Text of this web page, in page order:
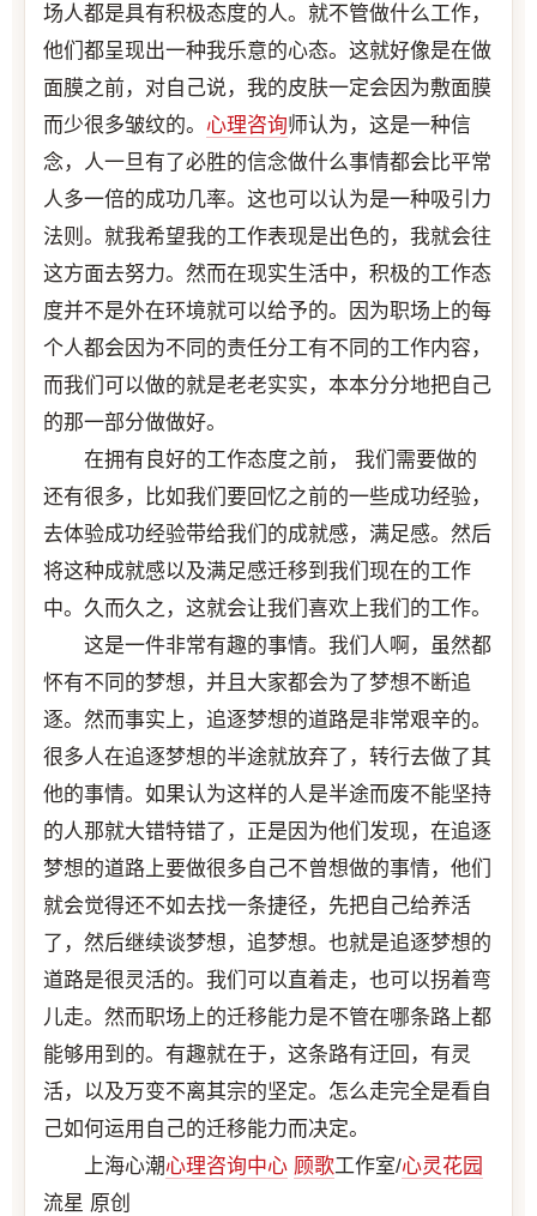
场人都是具有积极态度的人。就不管做什么工作，
他们都呈现出一种我乐意的心态。这就好像是在做
面膜之前，对自己说，我的皮肤一定会因为敷面膜
而少很多皱纹的。 心理咨询师认为，这是一种信
念，人一旦有了必胜的信念做什么事情都会比平常
人多一倍的成功几率。这也可以认为是一种吸引力
法则。就我希望我的工作表现是出色的，我就会往
这方面去努力。然而在现实生活中，积极的工作态
度并不是外在环境就可以给予的。因为职场上的每
个人都会因为不同的责任分工有不同的工作内容，
而我们可以做的就是老老实实，本本分分地把自己
的那一部分做做好。
在拥有良好的工作态度之前， 我们需要做的
还有很多，比如我们要回忆之前的一些成功经验，
去体验成功经验带给我们的成就感，满足感。然后
将这种成就感以及满足感迁移到我们现在的工作
中。久而久之，这就会让我们喜欢上我们的工作。
这是一件非常有趣的事情。我们人啊，虽然都
怀有不同的梦想，并且大家都会为了梦想不断追
逐。然而事实上，追逐梦想的道路是非常艰辛的。
很多人在追逐梦想的半途就放弃了，转行去做了其
他的事情。如果认为这样的人是半途而废不能坚持
的人那就大错特错了，正是因为他们发现，在追逐
梦想的道路上要做很多自己不曾想做的事情，他们
就会觉得还不如去找一条捷径，先把自己给养活
了，然后继续谈梦想，追梦想。也就是追逐梦想的
道路是很灵活的。我们可以直着走，也可以拐着弯
儿走。然而职场上的迁移能力是不管在哪条路上都
能够用到的。有趣就在于，这条路有迂回，有灵
活，以及万变不离其宗的坚定。怎么走完全是看自
己如何运用自己的迁移能力而决定。
上海心潮心理咨询中心 顾歌工作室/心灵花园
流星 原创